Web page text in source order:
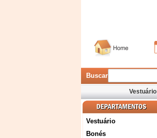
Buscar
Vestuário
Vestuário
Bonés